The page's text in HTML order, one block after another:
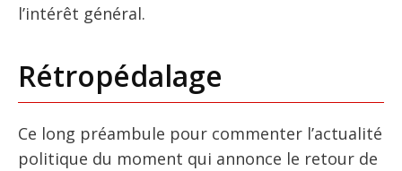
l’intérêt général.
Rétropédalage
Ce long préambule pour commenter l’actualité
politique du moment qui annonce le retour de